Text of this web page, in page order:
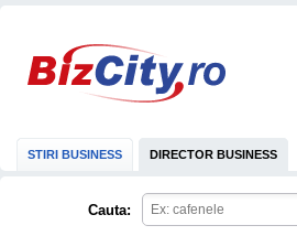
STIRI BUSINESS DIRECTOR BUSINESS
Cauta: